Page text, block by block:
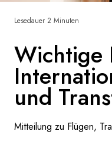
Dänemark
Norwegen
Wichtige
und
Mitteilung zu Flügen,
Lesedauer 2 Minuten